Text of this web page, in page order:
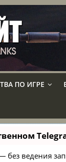
ПО ИГРЕ
— без ведения